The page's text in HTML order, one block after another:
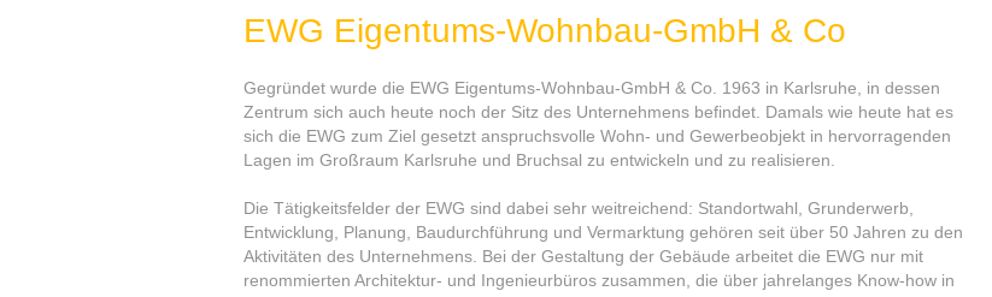
EWG Eigentums-Wohnbau-GmbH & Co
Gegründet wurde die EWG Eigentums-Wohnbau-GmbH & Co. 1963 in Karlsruhe, in dessen
Zentrum sich auch heute noch der Sitz des Unternehmens befindet. Damals wie heute hat es
sich die EWG zum Ziel gesetzt anspruchsvolle Wohn- und Gewerbeobjekt in hervorragenden
Lagen im Großraum Karlsruhe und Bruchsal zu entwickeln und zu realisieren.
Die Tätigkeitsfelder der EWG sind dabei sehr weitreichend: Standortwahl, Grunderwerb,
Entwicklung, Planung, Baudurchführung und Vermarktung gehören seit über 50 Jahren zu den
Aktivitäten des Unternehmens. Bei der Gestaltung der Gebäude arbeitet die EWG nur mit
renommierten Architektur- und Ingenieurbüros zusammen, die über jahrelanges Know-how in